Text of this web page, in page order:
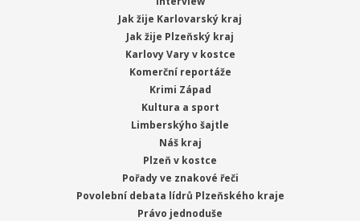
Jak žije Karlovarský kraj
Jak žije Plzeňský kraj
Karlovy Vary v kostce
Komerční reportáže
Krimi Západ
Kultura a sport
Limberskýho šajtle
Náš kraj
Plzeň v kostce
Pořady ve znakové řeči
Povolební debata lídrů Plzeňského kraje
Právo jednoduše